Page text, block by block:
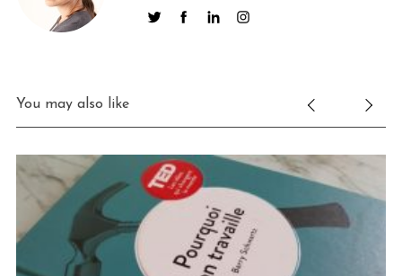
You may also like